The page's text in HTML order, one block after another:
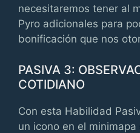
necesitaremos tener al
Pyro adicionales para
bonificación que nos
PASIVA 3:
COTIDIANO
Con esta Habilidad
un icono en el